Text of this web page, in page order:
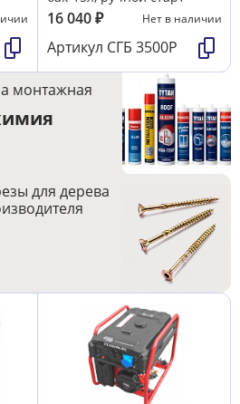
16 040₽ Нет в наличии
Артикул СГБ 3500Р
монтажная
для дерева